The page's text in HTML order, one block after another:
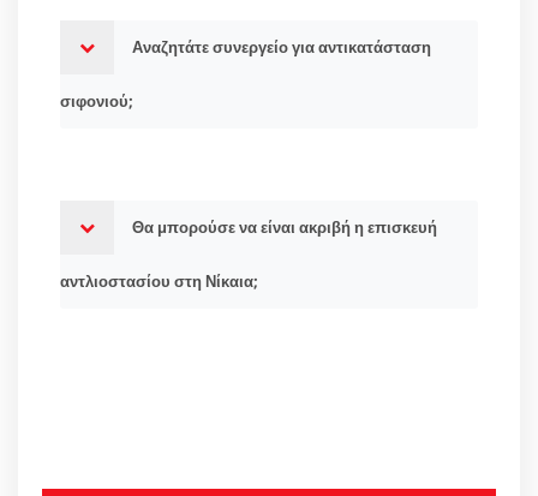
Αναζητάτε συνεργείο για αντικατάσταση
σιφονιού;
Θα μπορούσε να είναι ακριβή η επισκευή
αντλιοστασίου στη Νίκαια;